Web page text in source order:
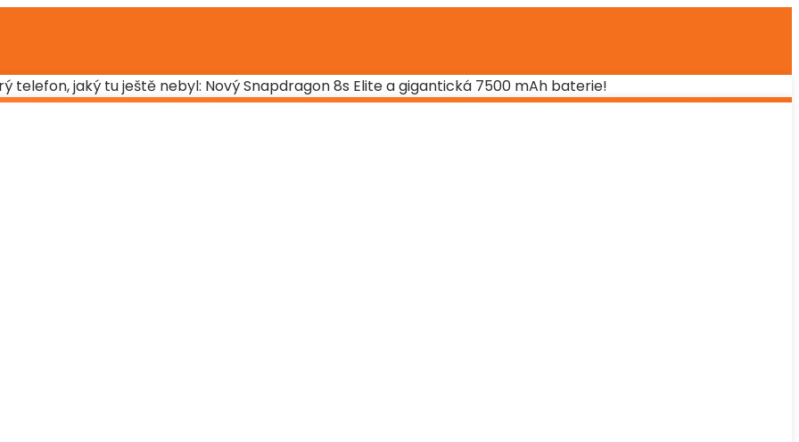
telefon, jaký tu ještě nebyl: Nový Snapdragon 8s Elite a gigantická 7500 mAh baterie!